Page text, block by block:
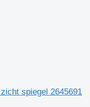
spiegel 2645691